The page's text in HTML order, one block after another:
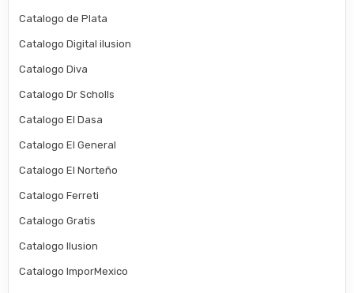
Catalogo de Plata
Catalogo Digital ilusion
Catalogo Diva
Catalogo Dr Scholls
Catalogo El Dasa
Catalogo El General
Catalogo El Norteño
Catalogo Ferreti
Catalogo Gratis
Catalogo Ilusion
Catalogo ImporMexico